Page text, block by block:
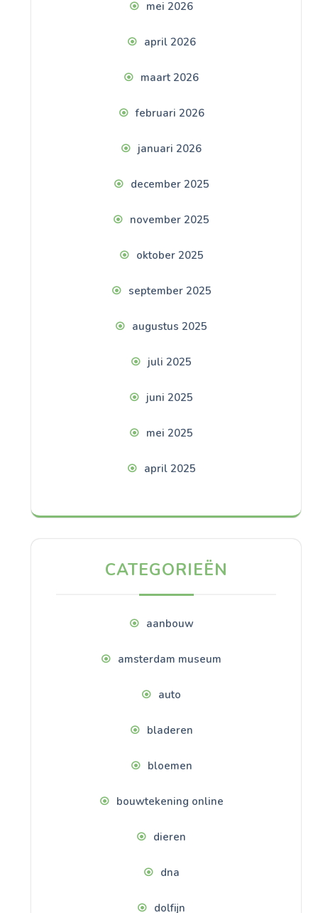
mei 2026
april 2026
maart 2026
februari 2026
januari 2026
december 2025
november 2025
oktober 2025
september 2025
augustus 2025
juli 2025
juni 2025
mei 2025
april 2025
CATEGORIEËN
aanbouw
amsterdam museum
auto
bladeren
bloemen
bouwtekening online
dieren
dna
dolfijn